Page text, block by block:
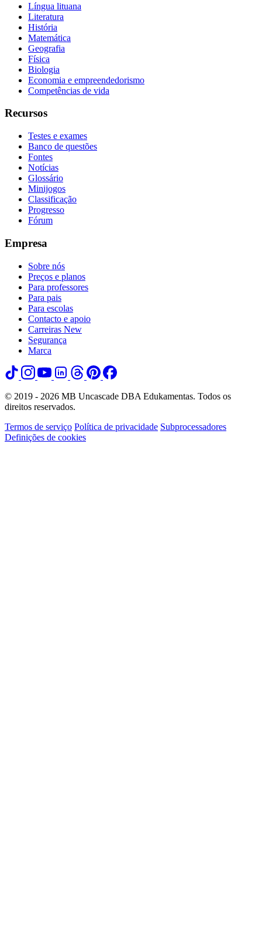
Língua lituana
Literatura
História
Matemática
Geografia
Física
Biologia
Economia e empreendedorismo
Competências de vida
Recursos
Testes e exames
Banco de questões
Fontes
Notícias
Glossário
Minijogos
Classificação
Progresso
Fórum
Empresa
Sobre nós
Preços e planos
Para professores
Para pais
Para escolas
Contacto e apoio
Carreiras New
Segurança
Marca
© 2019 - 2026 MB Uncascade DBA Edukamentas. Todos os
direitos reservados.
Termos de serviço Política de privacidade Subprocessadores
Definições de cookies